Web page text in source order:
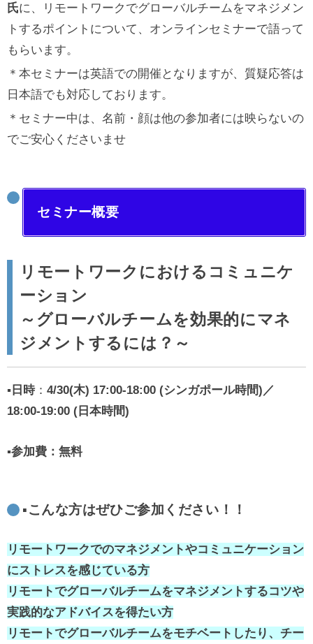
氏に、リモートワークでグローバルチームをマネジメン
トするポイントについて、オンラインセミナーで語って
もらいます。
＊本セミナーは英語での開催となりますが、質疑応答は
日本語でも対応しております。
＊セミナー中は、名前・顔は他の参加者には映らないの
でご安心くださいませ
セミナー概要
リモートワークにおけるコミュニケ
ーション
～グローバルチームを効果的にマネ
ジメントするには？～
▪️日時： 4/30(木) 17:00-18:00 (シンガポール時間)／
18:00-19:00 (日本時間)
▪️参加費：無料
▪️こんな方はぜひご参加ください！！
リモートワークでのマネジメントやコミュニケーション
にストレスを感じている方
リモートでグローバルチームをマネジメントするコツや
実践的なアドバイスを得たい方
リモートでグローバルチームをモチベートしたり、チー